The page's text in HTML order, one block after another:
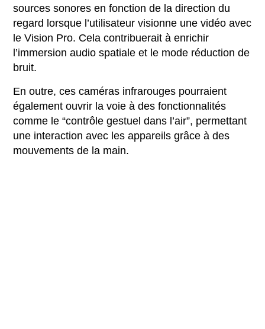
sources sonores en fonction de la direction du
regard lorsque l’utilisateur visionne une vidéo avec
le Vision Pro. Cela contribuerait à enrichir
l’immersion audio spatiale et le mode réduction de
bruit.
En outre, ces caméras infrarouges pourraient
également ouvrir la voie à des fonctionnalités
comme le “contrôle gestuel dans l’air”, permettant
une interaction avec les appareils grâce à des
mouvements de la main.